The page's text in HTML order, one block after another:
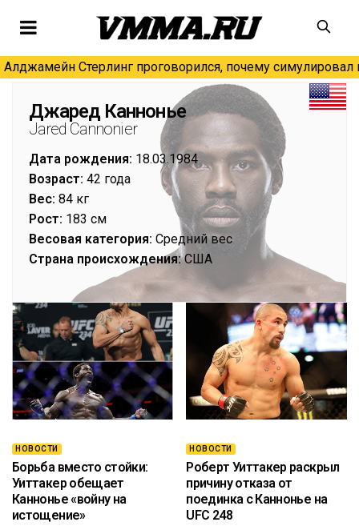
Алджамейн Стерлинг проговорился, почему симулировал
Джаред Каннонье
Jared Cannonier
Дата рождения: 18.03.1984
Возраст: 42 года
Вес: 84 кг
Рост: 183 см
Весовая категория: Средний вес
Страна происхождения:США
НОВОСТИ
Борьба вместо стойки:
Уиттакер обещает
Каннонье «войну на
истощение»
НОВОСТИ
Роберт Уиттакер раскрыл
причину отказа от
поединка с Каннонье на
UFC 248